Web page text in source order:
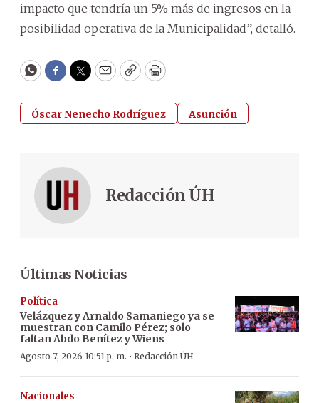
impacto que tendría un 5% más de ingresos en la
posibilidad operativa de la Municipalidad”, detalló.
WhatsApp
Facebook
Twitter
EmailCopyPrint
Óscar Nenecho Rodríguez Asunción
Redacción ÚH
Últimas Noticias
Política
Velázquez y Arnaldo Samaniego ya se
muestran con Camilo Pérez; solo
faltan Abdo Benítez y Wiens
Agosto 7, 2026 10:51 p. m. · Redacción ÚH
Nacionales